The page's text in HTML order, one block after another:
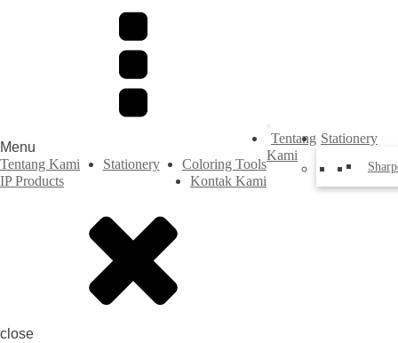
Menu
Tentang Kami
Stationery
Coloring Tools
IP Products
Kontak Kami
close
Tentang
Kami
Stationery